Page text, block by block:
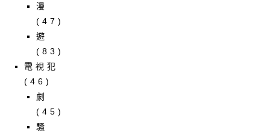
漫
(47)
遊
(83)
電視犯
(46)
劇
(45)
騷